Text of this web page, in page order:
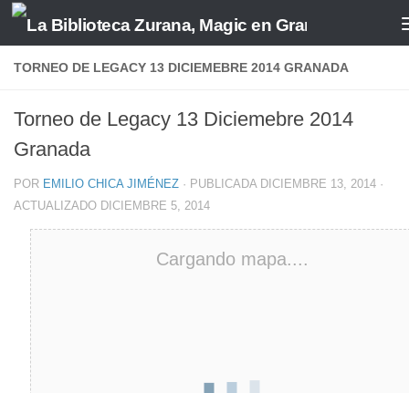
Saltar al contenido
TORNEO DE LEGACY 13 DICIEMEBRE 2014 GRANADA
Torneo de Legacy 13 Diciemebre 2014
Granada
POR EMILIO CHICA JIMÉNEZ · PUBLICADA DICIEMBRE 13, 2014 ·
ACTUALIZADO DICIEMBRE 5, 2014
Cargando mapa....